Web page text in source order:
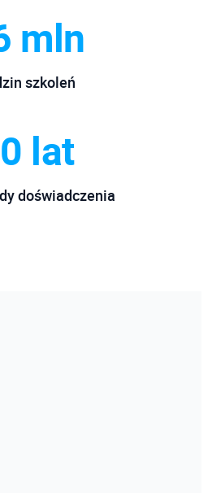
mln
szkoleń
lat
doświadczenia